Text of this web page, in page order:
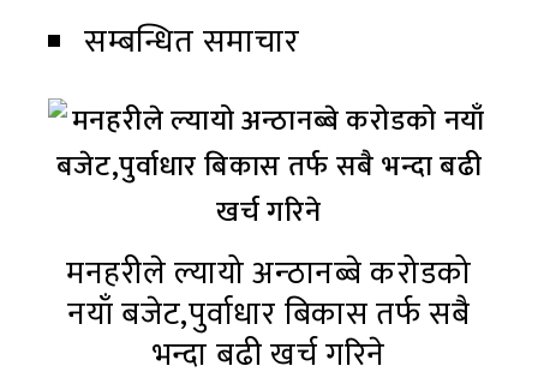
सम्बन्धित समाचार
मनहरीले ल्यायो अन्ठानब्बे करोडको
नयाँ बजेट,पुर्वाधार बिकास तर्फ सबै
भन्दा बढी खर्च गरिने